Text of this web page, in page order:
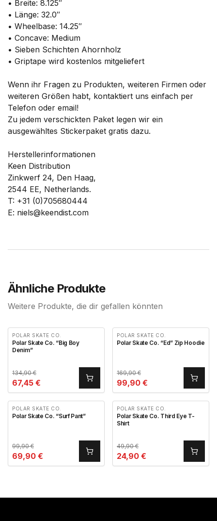
• Breite: 8.125″
• Länge: 32.0″
• Wheelbase: 14.25″
• Concave: Medium
• Sieben Schichten Ahornholz
• Griptape wird kostenlos mitgeliefert
Wenn ihr Fragen zu Produkten, weiteren Firmen oder
weiteren Größen habt, kontaktiert uns einfach per
Telefon oder email!
Zu jedem verschickten Paket legen wir ein
ausgewähltes Stickerpaket gratis dazu.
Herstellerinformationen
Keen Distribution
Zinkwerf 24, Den Haag,
2544 EE, Netherlands.
T: +31 (0)705680444
E: niels@keendist.com
Ähnliche Produkte
Weitere Produkte, die dir gefallen könnten
POLAR SKATE CO.
Polar Skate Co. “Big Boy
Denim”
134,90€
67,45 €
POLAR SKATE CO.
Polar Skate Co. “Ed” Zip Hoodie
169,90€
99,90 €
POLAR SKATE CO.
Polar Skate Co. “Surf Pant”
99,90€
69,90 €
POLAR SKATE CO.
Polar Skate Co. Third Eye T-
Shirt
49,90€
24,90 €